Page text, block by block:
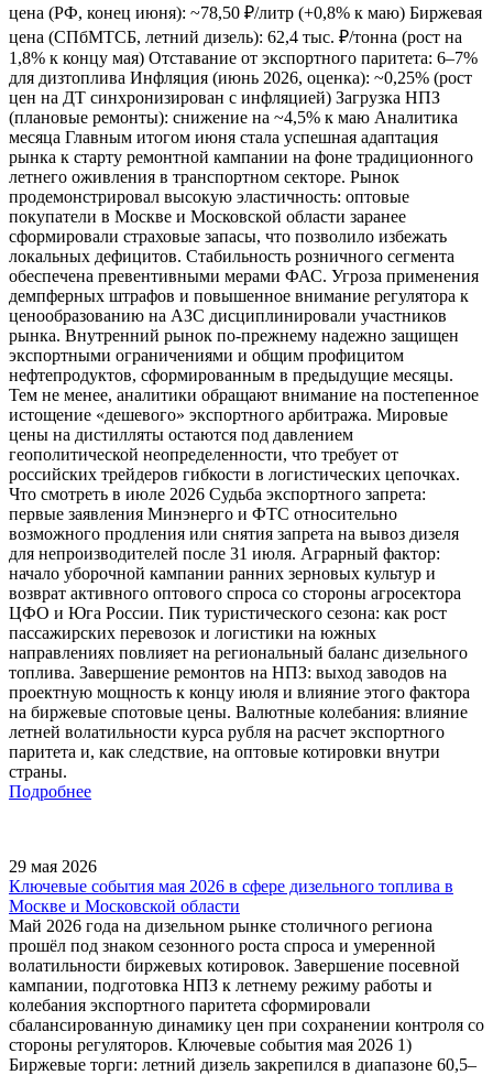
цена (РФ, конец июня): ~78,50 ₽/литр (+0,8% к маю) Биржевая
цена (СПбМТСБ, летний дизель): 62,4 тыс. ₽/тонна (рост на
1,8% к концу мая) Отставание от экспортного паритета: 6–7%
для дизтоплива Инфляция (июнь 2026, оценка): ~0,25% (рост
цен на ДТ синхронизирован с инфляцией) Загрузка НПЗ
(плановые ремонты): снижение на ~4,5% к маю Аналитика
месяца Главным итогом июня стала успешная адаптация
рынка к старту ремонтной кампании на фоне традиционного
летнего оживления в транспортном секторе. Рынок
продемонстрировал высокую эластичность: оптовые
покупатели в Москве и Московской области заранее
сформировали страховые запасы, что позволило избежать
локальных дефицитов. Стабильность розничного сегмента
обеспечена превентивными мерами ФАС. Угроза применения
демпферных штрафов и повышенное внимание регулятора к
ценообразованию на АЗС дисциплинировали участников
рынка. Внутренний рынок по-прежнему надежно защищен
экспортными ограничениями и общим профицитом
нефтепродуктов, сформированным в предыдущие месяцы.
Тем не менее, аналитики обращают внимание на постепенное
истощение «дешевого» экспортного арбитража. Мировые
цены на дистилляты остаются под давлением
геополитической неопределенности, что требует от
российских трейдеров гибкости в логистических цепочках.
Что смотреть в июле 2026 Судьба экспортного запрета:
первые заявления Минэнерго и ФТС относительно
возможного продления или снятия запрета на вывоз дизеля
для непроизводителей после 31 июля. Аграрный фактор:
начало уборочной кампании ранних зерновых культур и
возврат активного оптового спроса со стороны агросектора
ЦФО и Юга России. Пик туристического сезона: как рост
пассажирских перевозок и логистики на южных
направлениях повлияет на региональный баланс дизельного
топлива. Завершение ремонтов на НПЗ: выход заводов на
проектную мощность к концу июля и влияние этого фактора
на биржевые спотовые цены. Валютные колебания: влияние
летней волатильности курса рубля на расчет экспортного
паритета и, как следствие, на оптовые котировки внутри
страны.
Подробнее
29 мая 2026
Ключевые события мая 2026 в сфере дизельного топлива в
Москве и Московской области
Май 2026 года на дизельном рынке столичного региона
прошёл под знаком сезонного роста спроса и умеренной
волатильности биржевых котировок. Завершение посевной
кампании, подготовка НПЗ к летнему режиму работы и
колебания экспортного паритета сформировали
сбалансированную динамику цен при сохранении контроля со
стороны регуляторов. Ключевые события мая 2026 1)
Биржевые торги: летний дизель закрепился в диапазоне 60,5–